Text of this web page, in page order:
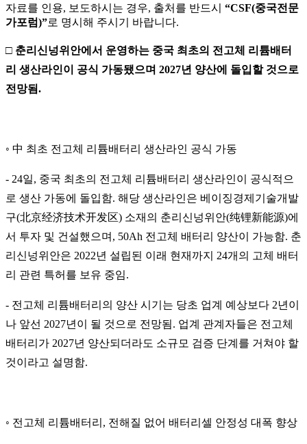
자료를 인용, 보도하시는 경우, 출처를 반드시 “CSF(중국전문
가포럼)”로 명시해 주시기 바랍니다.
□ 춘리신넝위안에서 운영하는 중국 최초의 전고체 리튬배터
리 생산라인이 공식 가동됐으며 2027년 양산에 돌입할 것으로
전망됨.
◦ 中 최초 전고체 리튬배터리 생산라인 공식 가동
- 24일, 중국 최초의 전고체 리튬배터리 생산라인이 공식적으
로 생산 가동에 돌입함. 해당 생산라인은 베이징경제기술개발
구(北京经济技术开发区) 소재의 춘리신넝위안(纯锂新能源)에
서 투자 및 건설했으며, 50Ah 전고체 배터리 양산이 가능함. 춘
리신넝위안은 2022년 설립된 이래 현재까지 24개의 고체 배터
리 관련 특허를 보유 중임.
- 전고체 리튬배터리의 양산 시기는 당초 업계 예상보다 2년이
나 앞선 2027년이 될 것으로 전망됨. 업계 관계자들은 전고체
배터리가 2027년 양산되더라도 소규모 검증 단계를 거쳐야 할
것이라고 설명함.
◦ 전고체 리튬배터리, 전해질 없어 배터리셀 안정성 대폭 향상